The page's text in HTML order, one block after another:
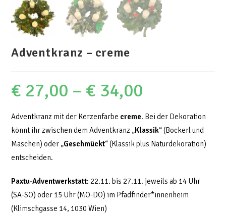
Adventkranz – creme
€ 27,00 – € 34,00
Adventkranz mit der Kerzenfarbe creme. Bei der Dekoration
könnt ihr zwischen dem Adventkranz „Klassik“ (Bockerl und
Maschen) oder „Geschmückt“ (Klassik plus Naturdekoration)
entscheiden.
Paxtu-Adventwerkstatt: 22.11. bis 27.11. jeweils ab 14 Uhr
(SA-SO) oder 15 Uhr (MO-DO) im Pfadfinder*innenheim
(Klimschgasse 14, 1030 Wien)